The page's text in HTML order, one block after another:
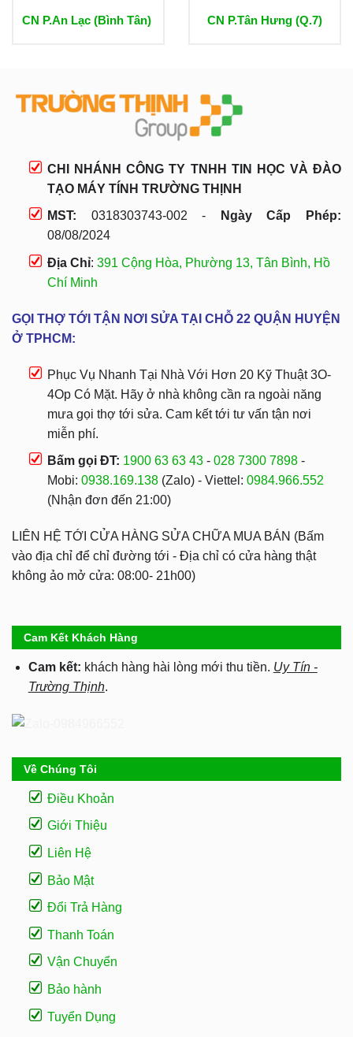
CN P.An Lạc (Bình Tân) CN P.Tân Hưng (Q.7)
CHI NHÁNH CÔNG TY TNHH TIN HỌC VÀ ĐÀO
TẠO MÁY TÍNH TRƯỜNG THỊNH
MST: 0318303743-002 -
Ngày Cấp Phép:
08/08/2024
Địa Chỉ: 391 Cộng Hòa, Phường 13, Tân Bình, Hồ
Chí Minh
GỌI THỢ TỚI TẬN NƠI SỬA TẠI CHỖ 22 QUẬN HUYỆN
Ở TPHCM:
Phục Vụ Nhanh Tại Nhà Với Hơn 20 Kỹ Thuật 3O-
4Op Có Mặt. Hãy ở nhà không cần ra ngoài năng
mưa gọi thợ tới sửa. Cam kết tới tư vấn tận nơi
miễn phí.
Bấm gọi ĐT: 1900 63 63 43 - 028 7300 7898 -
Mobi: 0938.169.138 (Zalo) - Viettel: 0984.966.552
(Nhận đơn đến 21:00)
LIÊN HỆ TỚI CỬA HÀNG SỬA CHỮA MUA BÁN (Bấm
vào địa chỉ để chỉ đường tới - Địa chỉ có cửa hàng thật
không ảo mở cửa: 08:00- 21h00)
Cam Kết Khách Hàng
Cam kết: khách hàng hài lòng mới thu tiền. Uy Tín -
Trường Thịnh.
Về Chúng Tôi
Điều Khoản
Giới Thiệu
Liên Hệ
Bảo Mật
Đổi Trả Hàng
Thanh Toán
Vận Chuyển
Bảo hành
Tuyển Dụng